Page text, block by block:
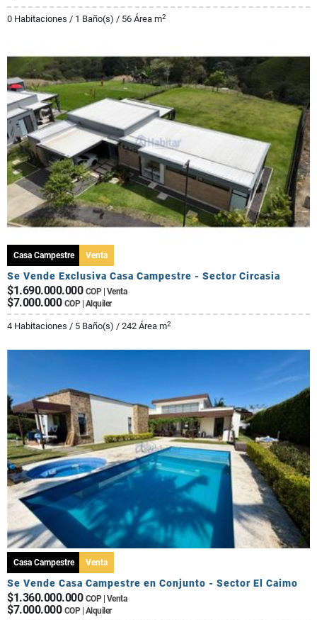
0 Habitaciones / 1 Baño(s) / 56 Área m2
Casa Campestre Venta
Se Vende Exclusiva Casa Campestre - Sector Circasia
$1.690.000.000 COP | Venta
$7.000.000 COP | Alquiler
4 Habitaciones / 5 Baño(s) / 242 Área m2
Casa Campestre Venta
Se Vende Casa Campestre en Conjunto - Sector El Caimo
$1.360.000.000 COP | Venta
$7.000.000 COP | Alquiler